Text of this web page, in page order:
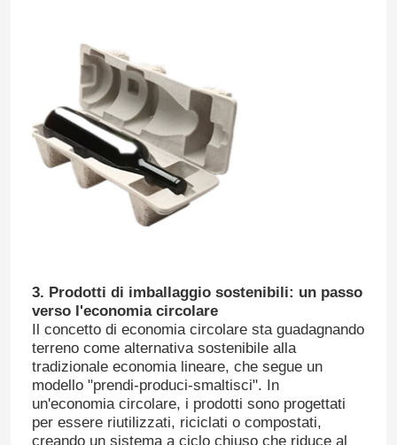
Chi siamo
Fatory Tour
Controllo di qualità
Macchina modellata della polpa
Spappoli la macchina di modellatura delle stoviglie
Macchina di formatura della polpa della bagassa
3. Prodotti di imballaggio sostenibili: un passo
verso l'economia circolare
Il concetto di economia circolare sta guadagnando
terreno come alternativa sostenibile alla
tradizionale economia lineare, che segue un
modello "prendi-produci-smaltisci". In
un'economia circolare, i prodotti sono progettati
per essere riutilizzati, riciclati o compostati,
creando un sistema a ciclo chiuso che riduce al